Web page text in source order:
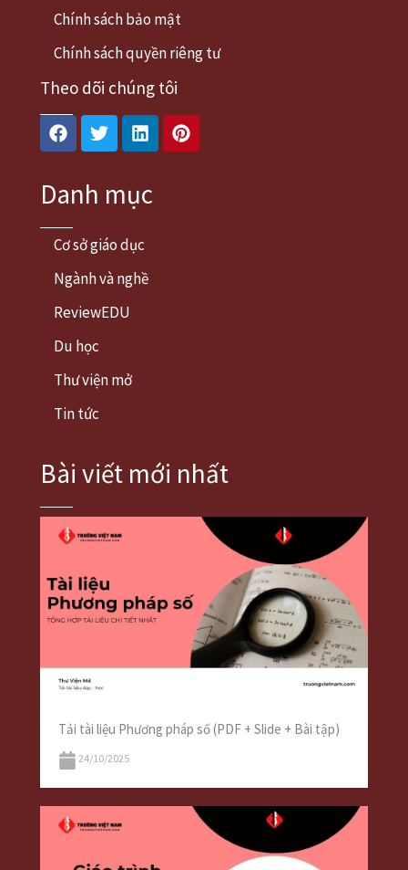
Chính sách bảo mật
Chính sách quyền riêng tư
Theo dõi chúng tôi
Facebook
TwitterLinkedinPinterest
Danh mục
Cơ sở giáo dục
Ngành và nghề
ReviewEDU
Du học
Thư viện mở
Tin tức
Bài viết mới nhất
Tải tài liệu Phương pháp số (PDF + Slide + Bài tập)
24/10/2025